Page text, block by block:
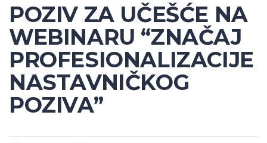
POZIV ZA UČEŠĆE NA
WEBINARU “ZNAČAJ
PROFESIONALIZACIJE
NASTAVNIČKOG
POZIVA”